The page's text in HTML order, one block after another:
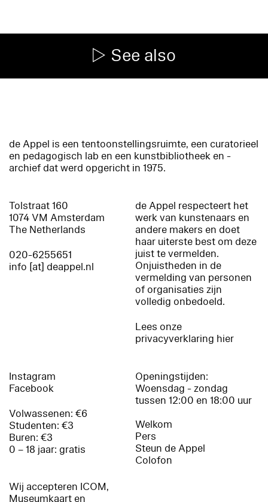
See also
de Appel is een tentoonstellingsruimte, een curatorieel
en pedagogisch lab en een kunstbibliotheek en -
archief dat werd opgericht in 1975.
Tolstraat 160
1074 VM Amsterdam
The Netherlands
020-6255651
info [at] deappel.nl
de Appel respecteert het
werk van kunstenaars en
andere makers en doet
haar uiterste best om deze
juist te vermelden.
Onjuistheden in de
vermelding van personen
of organisaties zijn
volledig onbedoeld.
Lees onze
privacyverklaring hier
Instagram
Facebook
Volwassenen: €6
Studenten: €3
Buren: €3
0 – 18 jaar: gratis
Wij accepteren ICOM,
Museumkaart en
Openingstijden:
Woensdag - zondag
tussen 12:00 en 18:00 uur
Welkom
Pers
Steun de Appel
Colofon